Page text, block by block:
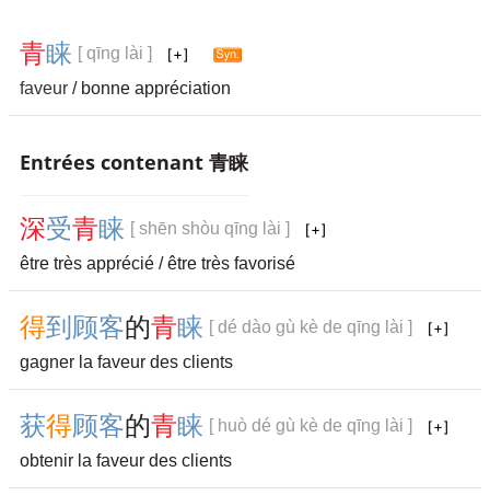
青睐 [ qīng lài ]
faveur / bonne appréciation
Entrées contenant 青睐
深受青睐 [ shēn shòu qīng lài ]
être très apprécié / être très favorisé
得到 顾客的青睐 [ dé dào gù kè de qīng lài ]
gagner la faveur des clients
获得顾客的青睐 [ huò dé gù kè de qīng lài ]
obtenir la faveur des clients